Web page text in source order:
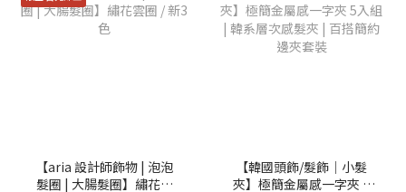
【aria 設計師飾物 | 泡泡
髮圈 | 大腸髮圈】繡花雲
【韓國頭飾/髮飾｜小髮
夾】極簡金屬感一字夾 5